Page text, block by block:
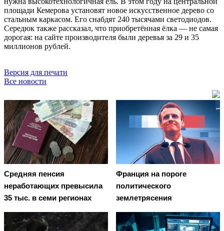
площади Кемерова установят новое искусственное дерево со
стальным каркасом. Его снабдят 240 тысячами светодиодов.
Середюк также рассказал, что приобретённая ёлка — не самая
дорогая: на сайте производителя были деревья за 29 и 35
миллионов рублей.
Версия для печати
Все новости
Средняя пенсия
неработающих превысила
35 тыс. в семи регионах
Франция на пороге
политического
землетрясения